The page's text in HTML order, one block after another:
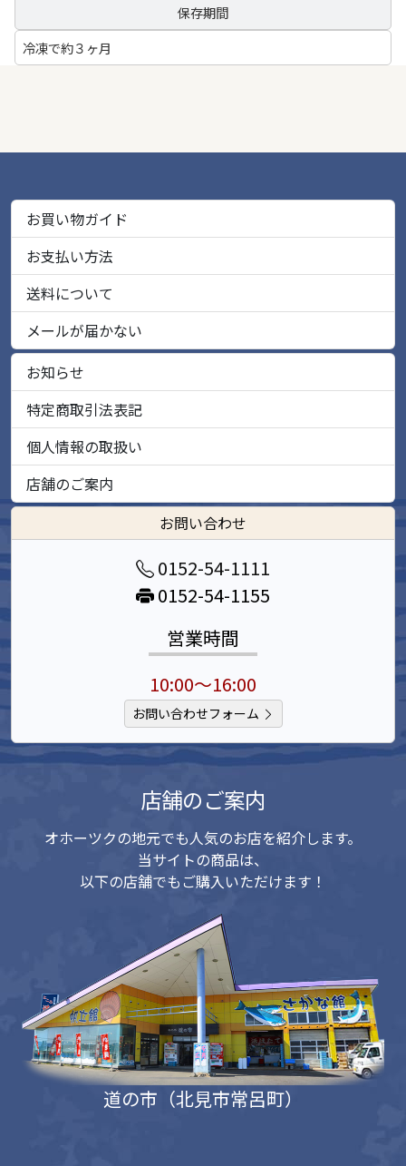
保存期間
冷凍で約３ヶ月
お買い物ガイド
お支払い方法
送料について
メールが届かない
お知らせ
特定商取引法表記
個人情報の取扱い
店舗のご案内
お問い合わせ
0152-54-1111
0152-54-1155
営業時間
10:00～16:00
お問い合わせフォーム
店舗のご案内
オホーツクの地元でも人気のお店を紹介します。
当サイトの商品は、
以下の店舗でもご購入いただけます！
道の市（北見市常呂町）